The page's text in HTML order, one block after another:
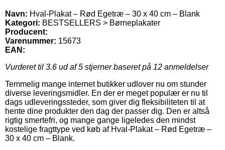
Navn: Hval-Plakat – Rød Egetræ – 30 x 40 cm – Blank
Kategori: BESTSELLERS > Børneplakater
Producent:
Varenummer: 15673
EAN:
Vurderet til 3.6 ud af 5 stjerner baseret på 12 anmeldelser
Temmelig mange internet butikker udlover nu om stunder
diverse leveringsmidler. En der er meget populær er nu til
dags udleveringssteder, som giver dig fleksibiliteten til at
hente dine produkter den dag der passer dig. Den er altså
rigtig smertefri, og mange gange ligeledes den mindst
kostelige fragttype ved køb af Hval-Plakat – Rød Egetræ –
30 x 40 cm – Blank.